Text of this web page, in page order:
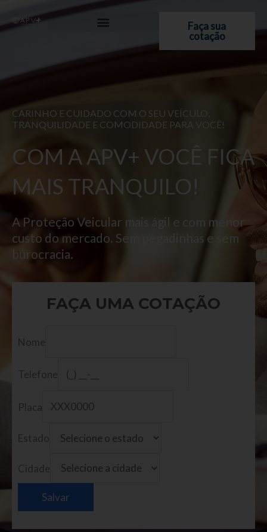
para
Faça sua
cotação
CARINHO E CUIDADO COM O SEU VEÍCULO,
TRANQUILIDADE E COMODIDADE PARA VOCÊ!
COM A APV+ VOCÊ FICA
MAIS TRANQUILO!
A Proteção Veicular mais ágil e com menor
custo do mercado. Sem pegadinhas e sem
burocracia.
FAÇA UMA COTAÇÃO
Nome
Telefone
Placa
Estado
Cidade
Salvar